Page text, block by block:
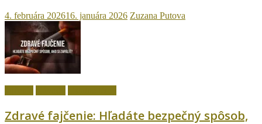
4. februára 202616. januára 2026 Zuzana Putova
Zdravé fajčenie: Hľadáte bezpečný spôsob,